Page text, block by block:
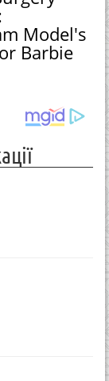
Model's
Barbie